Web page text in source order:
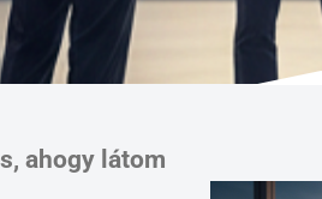
ahogy látom